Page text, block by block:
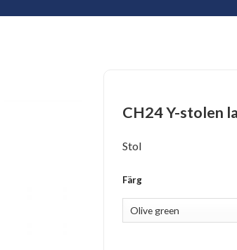
CH24 Y-stolen
Stol
Färg